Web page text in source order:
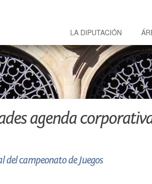
LA DIPUTACIÓN
agenda
del campeonato de Juegos